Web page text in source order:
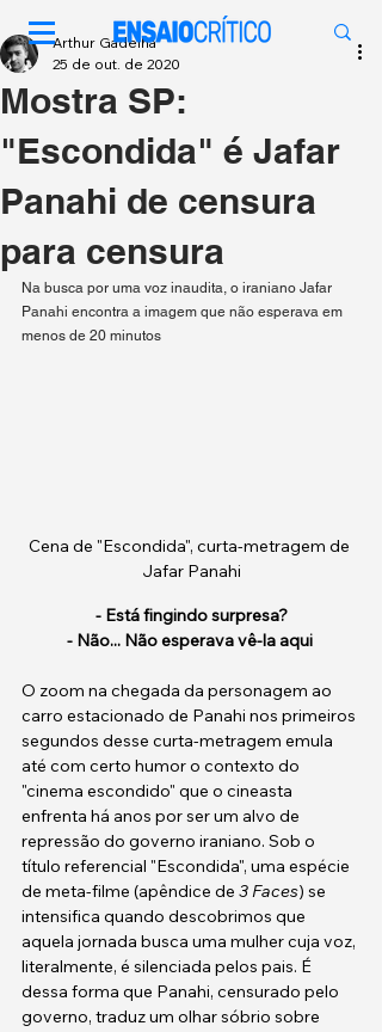
Mostra SP:
"Escondida" é Jafar
Panahi de censura
para censura
Arthur Gadelha
25 de out. de 2020
Na busca por uma voz inaudita, o iraniano Jafar
Panahi encontra a imagem que não esperava em
menos de 20 minutos
Cena de "Escondida", curta-metragem de
Jafar Panahi
- Está fingindo surpresa?
- Não... Não esperava vê-la aqui
O zoom na chegada da personagem ao
carro estacionado de Panahi nos primeiros
segundos desse curta-metragem emula
até com certo humor o contexto do
"cinema escondido" que o cineasta
enfrenta há anos por ser um alvo de
repressão do governo iraniano. Sob o
título referencial "Escondida", uma espécie
de meta-filme (apêndice de 3 Faces) se
intensifica quando descobrimos que
aquela jornada busca uma mulher cuja voz,
literalmente, é silenciada pelos pais. É
dessa forma que Panahi, censurado pelo
governo, traduz um olhar sóbrio sobre